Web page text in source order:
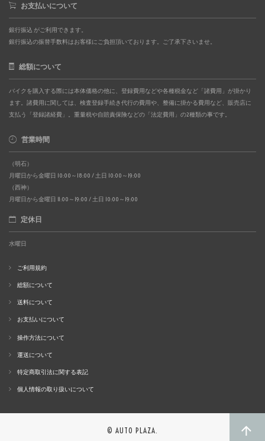
お支払いについて
銀行振込 がご利用できます。
銀行振込の振替手数料はお客様にご負担頂いております。ご了承下さいませ。
総額について
バイクを購入する際には本体価格の他に、登録費用などや各種税金など「諸費用」が掛かり
ます。諸費用に関しては、検査登録手続き代行の費用や、整備に掛かる費用など、販売店に
支払う「登録諸経費」。重量税や自賠責保険などの「法定費用」の2種類の事です。
営業時間
（明石）
月曜日から金曜日 10:00～18:00 / 土日 10:00～19:00
（西神）
月曜日から金曜日 11:00～19:00 / 土日 10:00～19:00
定休日
水曜日
ご利用規約
総額について
送料について
お支払いについて
操作方法について
運送について
特定商取引法に関する表記
個人情報の取り扱いについて
© AUTO PLAZA.